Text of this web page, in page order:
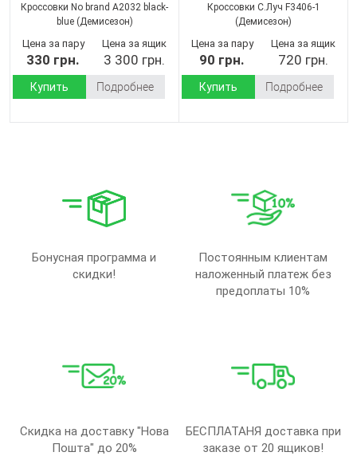
Кроссовки No brand A2032 black-
blue(Демисезон)
Цена за пару
330 грн.
Цена за ящик
3 300 грн.
Купить Подробнее
Кроссовки С.Луч F3406-1
(Демисезон)
Цена за пару
90 грн.
Цена за ящик
720 грн.
Купить Подробнее
Бонусная программа и
скидки!
Постоянным клиентам
наложенный платеж без
предоплаты 10%
Скидка на доставку "Нова
Пошта" до 20%
БЕСПЛАТАНЯ доставка при
заказе от 20 ящиков!